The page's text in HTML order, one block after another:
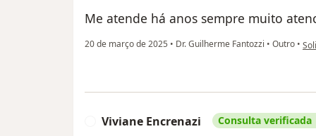
Me atende há anos sempre muito
20 de março de 2025 • Dr. Guilherme Fantozzi • Outro • na
Viviane Encrenazi Consulta verificada